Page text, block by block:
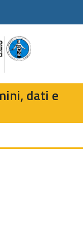
dati e